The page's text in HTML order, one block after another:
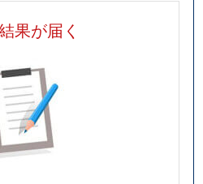
果が届く